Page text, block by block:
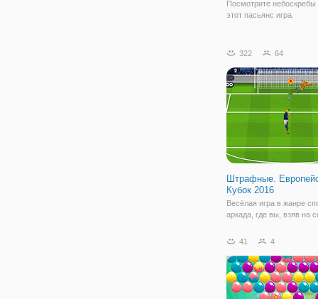
Посмотрите
этот пасьянс игра.
322 64
Штрафные.
Кубок 2016
Весёлая игра в жанре
аркада, где вы, взяв на
Европы, будете биться
Непосредственно
матчи проходить не
этого игра
41 4